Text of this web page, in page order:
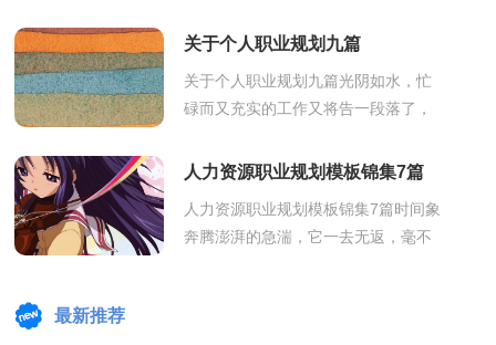
了，相信大家对即将到来的工作生活
关于个人职业规划九篇
关于个人职业规划九篇光阴如水，忙
碌而又充实的工作又将告一段落了，
好好规划一下自己接下来的职业发展
人力资源职业规划模板锦集7篇
人力资源职业规划模板锦集7篇时间象
奔腾澎湃的急湍，它一去无返，毫不
最新推荐